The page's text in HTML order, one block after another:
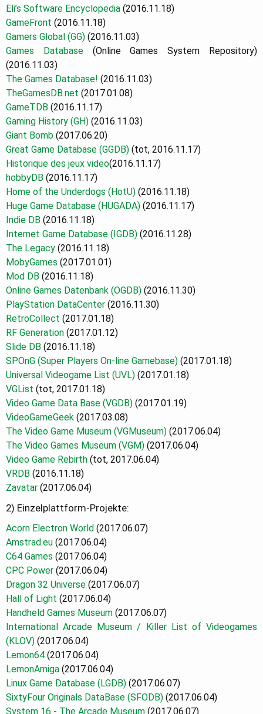
Eli’s Software Encyclopedia (2016.11.18)
GameFront (2016.11.18)
Gamers Global (GG) (2016.11.03)
Games Database(Online Games System Repository)
(2016.11.03)
The Games Database! (2016.11.03)
TheGamesDB.net (2017.01.08)
GameTDB (2016.11.17)
Gaming History (GH) (2016.11.03)
Giant Bomb (2017.06.20)
Great Game Database (GGDB) (tot, 2016.11.17)
Historique des jeux video(2016.11.17)
hobbyDB (2016.11.17)
Home of the Underdogs (HotU) (2016.11.18)
Huge Game Database (HUGADA) (2016.11.17)
Indie DB (2016.11.18)
Internet Game Database (IGDB) (2016.11.28)
The Legacy (2016.11.18)
MobyGames (2017.01.01)
Mod DB (2016.11.18)
Online Games Datenbank (OGDB) (2016.11.30)
PlayStation DataCenter (2016.11.30)
RetroCollect (2017.01.18)
RF Generation (2017.01.12)
Slide DB (2016.11.18)
SPOnG (Super Players On-line Gamebase) (2017.01.18)
Universal Videogame List (UVL) (2017.01.18)
VGList (tot, 2017.01.18)
Video Game Data Base (VGDB) (2017.01.19)
VideoGameGeek (2017.03.08)
The Video Game Museum (VGMuseum) (2017.06.04)
The Video Games Museum (VGM) (2017.06.04)
Video Game Rebirth (tot, 2017.06.04)
VRDB (2016.11.18)
Zavatar (2017.06.04)
2) Einzelplattform-Projekte:
Acorn Electron World (2017.06.07)
Amstrad.eu (2017.06.04)
C64 Games (2017.06.04)
CPC Power (2017.06.04)
Dragon 32 Universe (2017.06.07)
Hall of Light (2017.06.04)
Handheld Games Museum (2017.06.07)
International Arcade Museum / Killer List of Videogames
(KLOV) (2017.06.04)
Lemon64 (2017.06.04)
LemonAmiga (2017.06.04)
Linux Game Database (LGDB) (2017.06.07)
SixtyFour Originals DataBase (SFODB) (2017.06.04)
System 16 - The Arcade Museum (2017.06.07)